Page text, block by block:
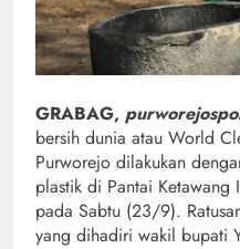
GRABAG,
bersih dunia atau World
Purworejo dilakukan
plastik di Pantai Ketawang
pada Sabtu (23/9).
yang dihadiri wakil bupati